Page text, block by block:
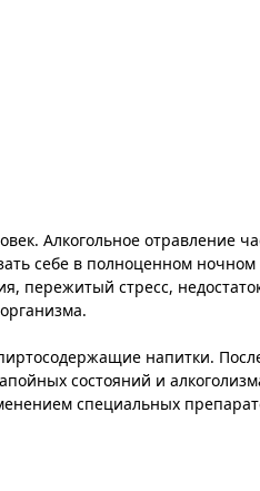
Алкогольное отравление
себе в полноценном
пережитый стресс,
напитки.
состояний и
специальных